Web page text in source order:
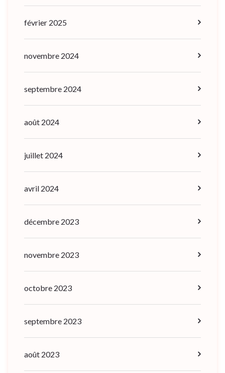
février 2025
novembre 2024
septembre 2024
août 2024
juillet 2024
avril 2024
décembre 2023
novembre 2023
octobre 2023
septembre 2023
août 2023